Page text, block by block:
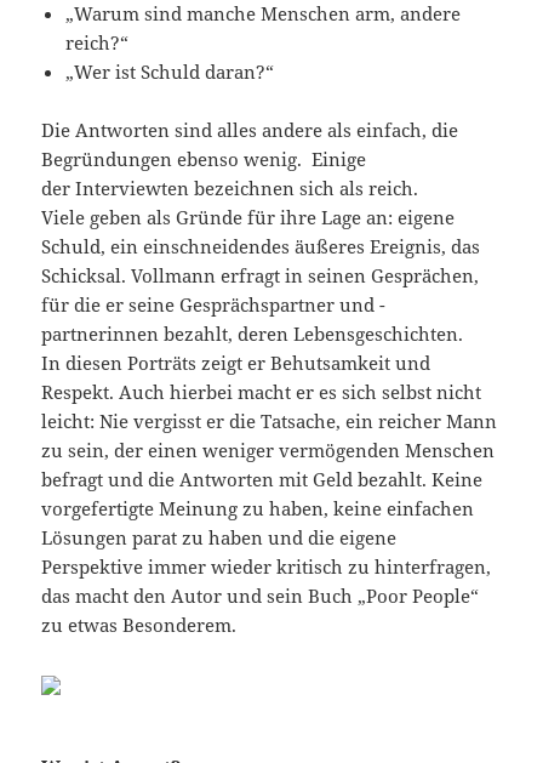
„Warum sind manche Menschen arm, andere
reich?“
„Wer ist Schuld daran?“
Die Antworten sind alles andere als einfach, die
Begründungen ebenso wenig. Einige
der Interviewten bezeichnen sich als reich.
Viele geben als Gründe für ihre Lage an: eigene
Schuld, ein einschneidendes äußeres Ereignis, das
Schicksal. Vollmann erfragt in seinen Gesprächen,
für die er seine Gesprächspartner und -
partnerinnen bezahlt, deren Lebensgeschichten.
In diesen Porträts zeigt er Behutsamkeit und
Respekt. Auch hierbei macht er es sich selbst nicht
leicht: Nie vergisst er die Tatsache, ein reicher Mann
zu sein, der einen weniger vermögenden Menschen
befragt und die Antworten mit Geld bezahlt. Keine
vorgefertigte Meinung zu haben, keine einfachen
Lösungen parat zu haben und die eigene
Perspektive immer wieder kritisch zu hinterfragen,
das macht den Autor und sein Buch „Poor People“
zu etwas Besonderem.